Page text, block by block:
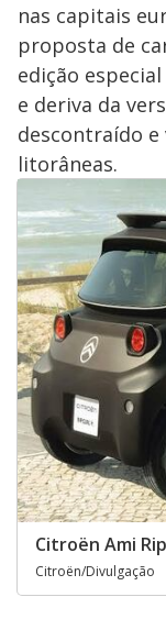
nas capitais
proposta de
edição
e deriva da
descontraído e
litorâneas.
Citroën Ami
Citroën/Divulgação